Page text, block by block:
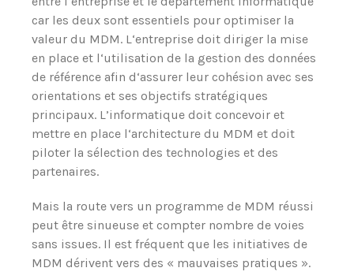
car les deux sont essentiels pour optimiser la
valeur du MDM. L‘entreprise doit diriger la mise
en place et l‘utilisation de la gestion des données
de référence afin d‘assurer leur cohésion avec ses
orientations et ses objectifs stratégiques
principaux. L’informatique doit concevoir et
mettre en place l‘architecture du MDM et doit
piloter la sélection des technologies et des
partenaires.
Mais la route vers un programme de MDM réussi
peut être sinueuse et compter nombre de voies
sans issues. Il est fréquent que les initiatives de
MDM dérivent vers des « mauvaises pratiques ».